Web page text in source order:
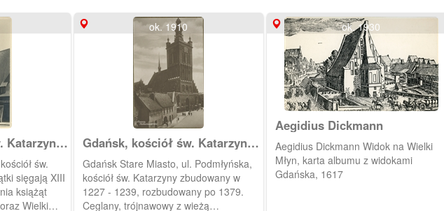
Katarzyny i
St.
Dieśw.
sięgają XIII
książąt
Wielki
ok. 1910
Gdańsk, kościół św. Katarzyny,
Danzig Katharinenkirche
Gdańsk Stare Miasto, ul. Podmłyńska,
kościół św. Katarzyny zbudowany w
1227 - 1239, rozbudowany po 1379.
Ceglany, trójnawowy z wieżą
ok. 1930
Aegidius Dickmann
Aegidius Dickmann Widok na Wielki
Młyn, karta albumu z widokami
Gdańska, 1617